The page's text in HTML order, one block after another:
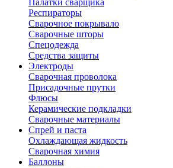
Респираторы
Сварочное покрывало
Сварочные шторы
Спецодежда
Средства защиты
Электроды
Сварочная проволока
Присадочные прутки
Флюсы
Керамические подкладки
Сварочные материалы
Спрей и паста
Охлаждающая жидкость
Сварочная химия
Баллоны